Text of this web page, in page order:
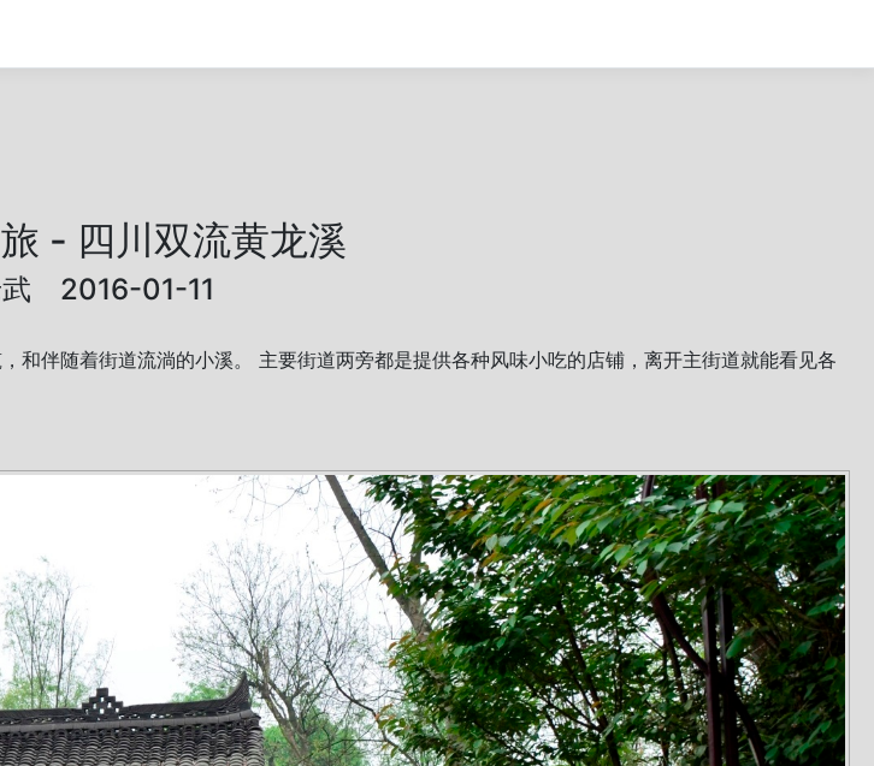
- 四川双流黄龙溪
武 2016-01-11
伴随着街道流淌的小溪。 主要街道两旁都是提供各种风味小吃的店铺，离开主街道就能看见各